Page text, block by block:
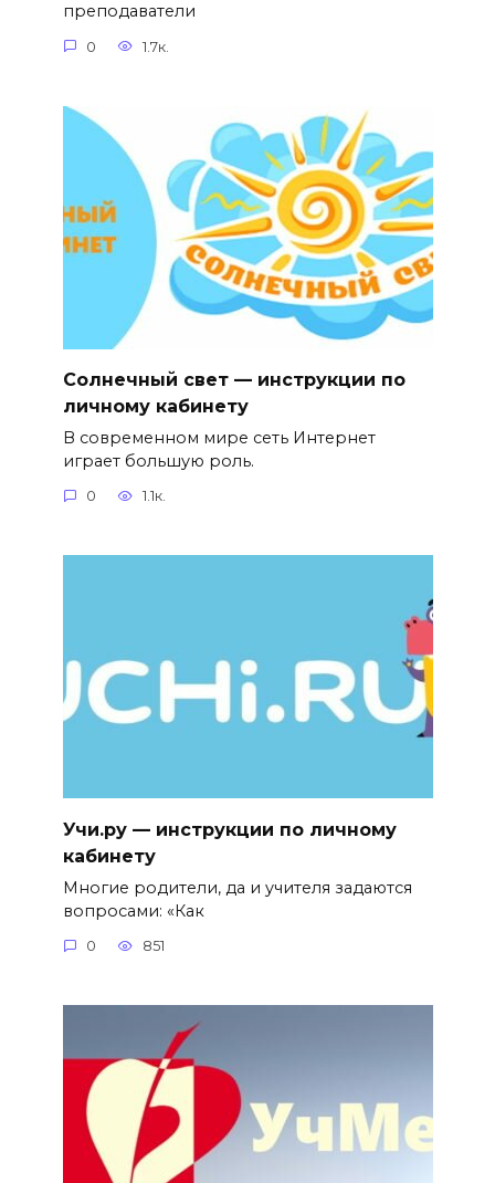
преподаватели
0 1.7к.
Солнечный свет — инструкции по
личному кабинету
В современном мире сеть Интернет
играет большую роль.
0 1.1к.
Учи.ру — инструкции по личному
кабинету
Многие родители, да и учителя задаются
вопросами: «Как
0 851